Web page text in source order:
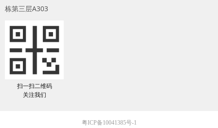
扫一扫二维码
关注我们
栋第三层A303
粤ICP备10041385号-1